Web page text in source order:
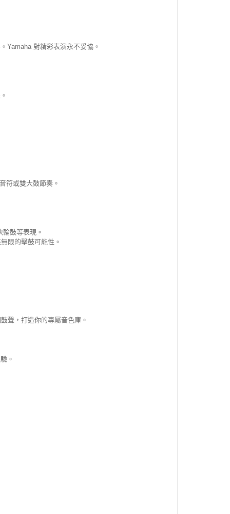
Yamaha 對精彩表演永不妥協。
符或雙大鼓節奏。
鼓等表現。
限的擊鼓可能性。
聲，打造你的專屬音色庫。
。